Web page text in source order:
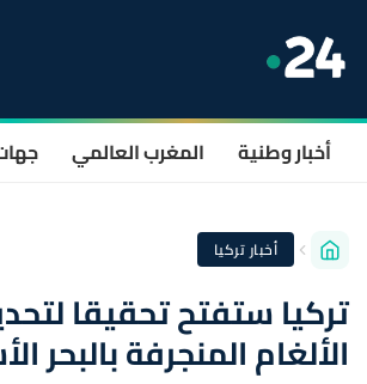
أخبار وطنية المغرب العالمي
أخبار تركيا
تركيا ستفتح تحقيقا
الألغام المنجرفة بالبحر